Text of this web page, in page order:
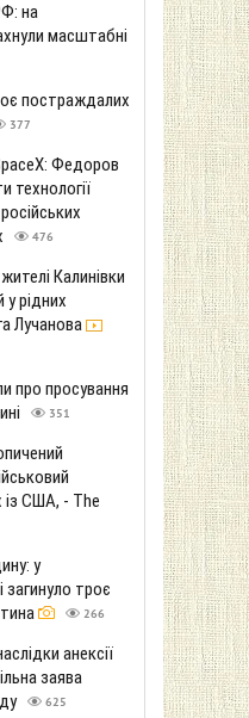
на
масштабні
постраждалих
377
Федоров
технології
476
Калинівки
​​рідних
Лучанова
про просування
351
із США, - The
у
загинуло троє
266
анексії
заява
625